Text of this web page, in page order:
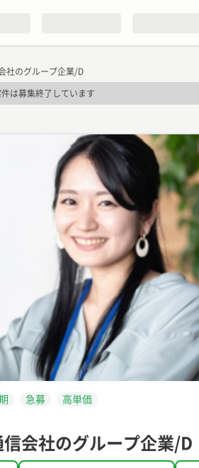
社のグループ企業/D
件は募集終了しています
急募 高単価
信会社のグループ企業/D